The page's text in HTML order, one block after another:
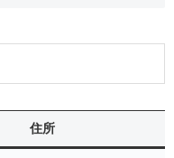
住所